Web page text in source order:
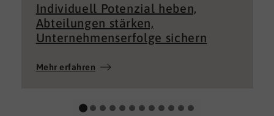
Individuell Potenzial heben,
Abteilungen stärken,
Unternehmenserfolge sichern
Mehr erfahren